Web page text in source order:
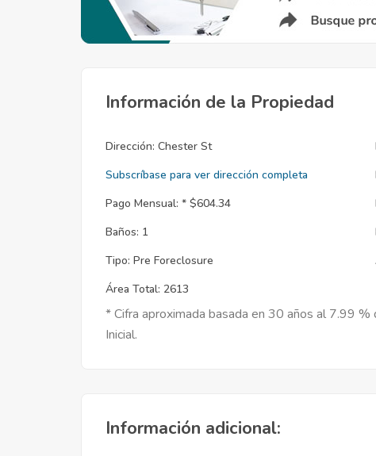
Información de la Propiedad
Dirección: Chester St
Subscríbase para ver dirección completa
Pago Mensual: * $604.34
Baños: 1
Tipo: Pre Foreclosure
Área Total: 2613
* Cifra aproximada basada en 30 años al 7.99
Inicial.
Información adicional: